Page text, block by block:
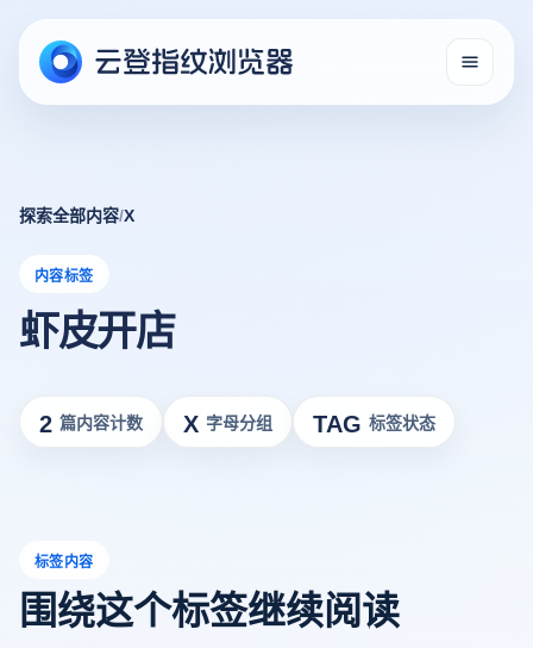
探索全部内容/X
内容标签
虾皮开店
2 篇内容计数 X 字母分组 TAG 标签状态
标签内容
围绕这个标签继续阅读